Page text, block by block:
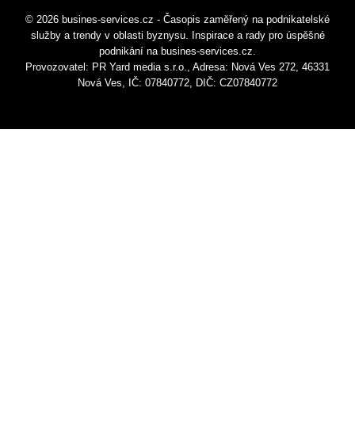
© 2026 busines-services.cz - Časopis zaměřený na podnikatelské
služby a trendy v oblasti byznysu. Inspirace a rady pro úspěšné
podnikání na busines-services.cz.
Provozovatel: PR Yard media s.r.o., Adresa: Nová Ves 272, 46331
Nová Ves, IČ: 07840772, DIČ: CZ07840772